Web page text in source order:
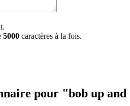
5000 caractères à la fois.
pour "bob up and